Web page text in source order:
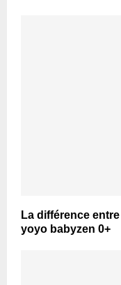
La différence
yoyo babyzen 0+